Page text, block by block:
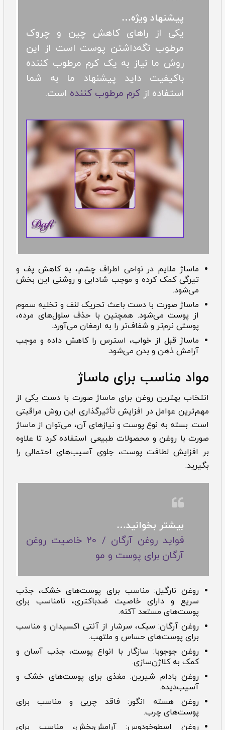
پیشنهاد ویژه…
یکی از راهای کاهش چین و چروک
مرطوب نگه‌داشتن پوست است از این
روش ما نیاز به یک کرم مرطوب کننده
باکیفیت داید پیشنهاد ما به شما
استفاده از کرم مرطوب کننده است.
ماساژ ملایم در نواحی اطراف چشم، به کاهش پف و
تیرگی کمک کرده و موجب شادابی و روشنی این بخش
می‌شود.
ماساژ صورت با دست باعث تحریک لنف و تخلیه سموم
از پوست می‌شود. همچنین با حذف سلول‌های مرده،
پوستی نرم‌تر و شفاف‌تر را به ارمغان می‌آورد.
ماساژ قبل از خواب، استرس را کاهش داده و موجب
آرامش ذهن و بدن می‌شود.
مواد مناسب برای ماساژ
انتخاب بهترین روغن برای ‌‌‌ماساژ صورت با دست یکی از
مهم‌ترین عوامل در افزایش تأثیرگذاری این روش مراقبتی
است. بسته به نوع پوست و نیازهای آن، می‌توان از ماساژ
صورت با روغن و محصولات طبیعی استفاده کرد تا علاوه
بر افزایش لطافت پوست، جلوی آسیب‌های احتمالی را
بگیرید:
بیشتر بخوانید…
فواید روغن آرگان / 20 خاصیت روغن
آرگان برای پوست و مو
روغن نارگیل: مناسب برای پوست‌های خشک، جذب
سریع و دارای خاصیت ضدباکتری، نامناسب برای
پوست‌های مستعد آکنه.
روغن آرگان: سبک، سرشار از آنتی اکسیدان و مناسب
برای پوست‌های حساس و ملتهب.
روغن جوجوبا: سازگار با انواع پوست، جذب آسان و
کمک به کلاژن‌سازی.
روغن بادام شیرین: مغذی برای پوست‌های خشک و
آسیب‌دیده.
روغن هسته انگور: فاقد چربی و مناسب برای
پوست‌های چرب.
روغن اسطوخودوس: آرامش‌بخش، مناسب برای